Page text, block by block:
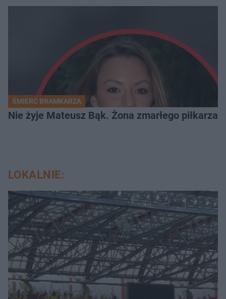
ŚMIERĆ BRAMKARZA
Nie żyje Mateusz Bąk. Żona zmarłego piłkarza
LOKALNIE: